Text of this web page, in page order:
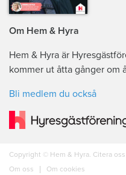
Om Hem & Hyra
Hem & Hyra är
kommer ut åtta gånger om
Bli medlem du också
Copyright © Hem & Hyra. Citera
Om oss
Om cookies